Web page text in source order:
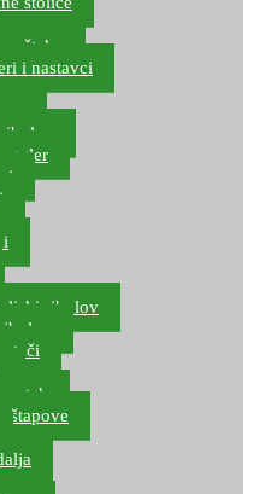
šteku
i nastavci
ribolov
štapove